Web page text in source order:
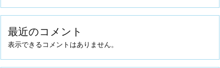
最近のコメント
表示できるコメントはありません。